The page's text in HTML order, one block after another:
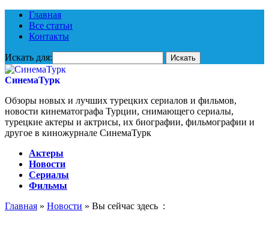
Главная
Все статьи
Контакты
Искать для:
СинемаТурк
Обзоры новых и лучших турецких сериалов и фильмов,
новости кинематографа Турции, снимающего сериалы,
турецкие актеры и актрисы, их биографии, фильмографии и
другое в киножурнале СинемаТурк
Актеры
Новости
Сериалы
Фильмы
Главная » Новости » Вы сейчас здесь :